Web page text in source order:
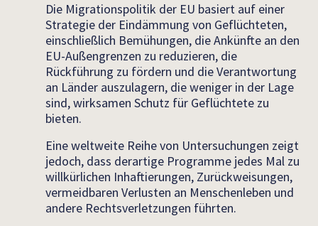
Die Migrationspolitik der EU basiert auf einer
Strategie der Eindämmung von Geflüchteten,
einschließlich Bemühungen, die Ankünfte an den
EU-Außengrenzen zu reduzieren, die
Rückführung zu fördern und die Verantwortung
an Länder auszulagern, die weniger in der Lage
sind, wirksamen Schutz für Geflüchtete zu
bieten.
Eine weltweite Reihe von Untersuchungen zeigt
jedoch, dass derartige Programme jedes Mal zu
willkürlichen Inhaftierungen, Zurückweisungen,
vermeidbaren Verlusten an Menschenleben und
andere Rechtsverletzungen führten.